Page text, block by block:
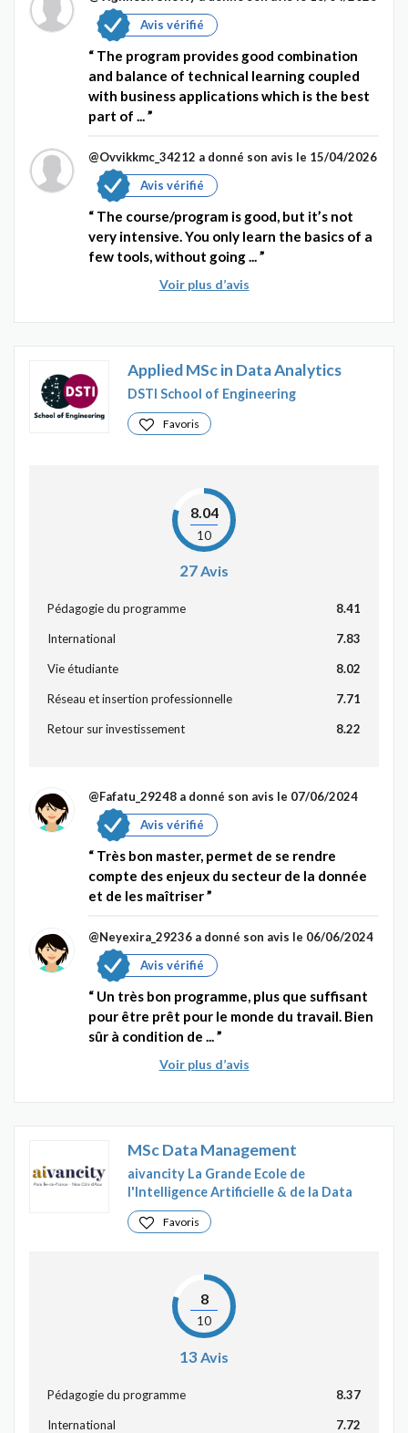
Avis vérifié
The program provides good combination
and balance of technical learning coupled
with business applications which is the best
part of ...
@Ovvikkmc_34212 a donné son avis le 15/04/2026
Avis vérifié
The course/program is good, but it’s not
very intensive. You only learn the basics of a
few tools, without going ...
Voir plus d’avis
Applied MSc in Data Analytics
DSTI School of Engineering
Favoris
8.04
10
27Avis
Pédagogie du programme 8.41
International 7.83
Vie étudiante 8.02
Réseau et insertion professionnelle 7.71
Retour sur investissement 8.22
@Fafatu_29248 a donné son avis le 07/06/2024
Avis vérifié
Très bon master, permet de se rendre
compte des enjeux du secteur de la donnée
et de les maîtriser
@Neyexira_29236 a donné son avis le 06/06/2024
Avis vérifié
Un très bon programme, plus que suffisant
pour être prêt pour le monde du travail. Bien
sûr à condition de ...
Voir plus d’avis
MSc Data Management
aivancity La Grande Ecole de
l'Intelligence Artificielle & de la Data
Favoris
8
10
13 Avis
Pédagogie du programme 8.37
International 7.72